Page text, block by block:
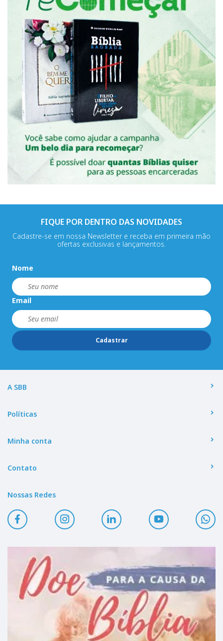
FIQUE POR DENTRO DAS NOVIDADES
Cadastre-se em nossa Newsletter e receba em primeira mão
ofertas exclusivas e lançamentos.
Nome
Email
Cadastrar
A SBB
Políticas
Minha conta
Contato
Nossas Redes